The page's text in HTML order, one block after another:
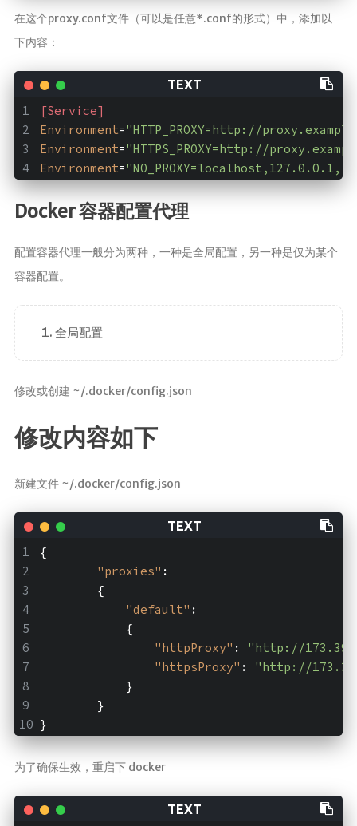
在这个proxy.conf文件（可以是任意*.conf的形式）中，添加以
下内容：
[Service]
Environment="HTTP_PROXY=http://
Environment="HTTPS_PROXY=http://
Environment=
Docker 容器配置代理
配置容器代理一般分为两种，一种是全局配置，另一种是仅为某个
容器配置。
全局配置
修改或创建 ~/.docker/config.json
修改内容如下
新建文件 ~/.docker/config.json
{
"proxies" :
        {
"default" :
            {
"httpProxy" : "http://
"httpsProxy" : "http://
            }
        }
}
为了确保生效，重启下 docker